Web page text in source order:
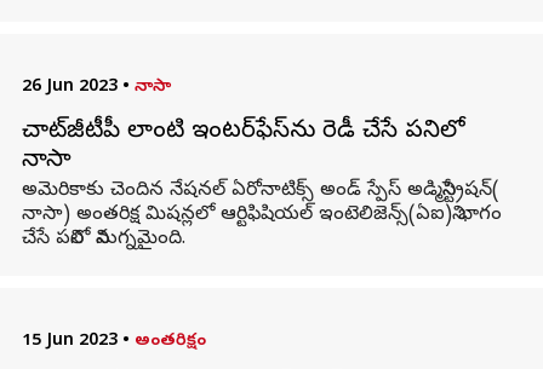
26 Jun 2023 • నాసా
చాట్‌జీటీపీ లాంటి ఇంటర్‌ఫేస్‌ను రెడీ చేసే పనిలో
నాసా
అమెరికాకు చెందిన నేషనల్ ఏరోనాటిక్స్ అండ్ స్పేస్ అడ్మినిస్ట్రేషన్(
నాసా) అంతరిక్ష మిషన్లలో ఆర్టిఫిషియల్ ఇంటెలిజెన్స్(ఏఐ)ని భాగం
చేసే పనిలో నిమగ్నమైంది.
15 Jun 2023 • అంతరిక్షం